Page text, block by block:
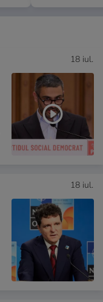
18 iul.
18 iul.